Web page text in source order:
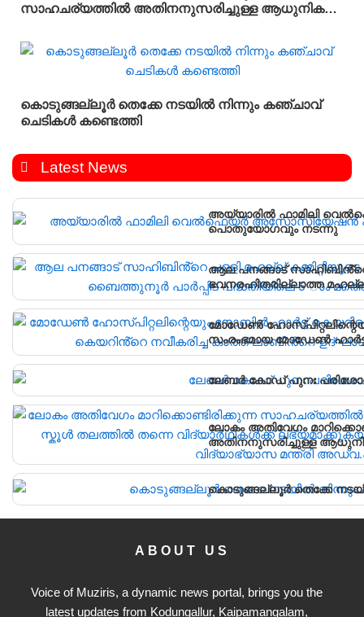
സാഹചര്യത്തിൽ അതിനനുസരിച്ചുള്ള ആധുനിക
വിദ്യാർഥികൾക്ക് ലഭ്യമാക്കുകയാണ് സർക്കാരിന്റെ
ലക്ഷ്യമെന്ന് സംസ്ഥാന വിദ്യാഭ്യാസ മന്ത്രി
അഡ്വ.എൻ. ഷംസുദ്ദീൻ
കൊടുങ്ങല്ലൂർ തെക്കേ നടയിൽ നിന്നും കഞ്ചാവ്
ചെടികൾ കണ്ടെത്തി
Latest News
അയ്യാരിൽ ഫാമിലി
പൊതുയോഗവും നടന്നു
ആല പനങ്ങാട്
ഭവനരഹിതരില്ലാത്ത
വീടിൻ്റെ താക്കോൽ ദാനം
മോഡേൺ
സംരംഭമായ മോഡേൺ
ലേബർ കോഡ് പുനഃ
ലോകം അതിവേഗം
അതിനനുസരിച്ചുള്ള
വിദ്യാർഥികൾക്ക്
വിദ്യാഭ്യാസ മന്ത്രി
കൊടുങ്ങല്ലൂർ തെക്കേ
ABOUT US
Voice of Muziris, a dynamic news portal, brings you the
latest updates from Kodungallur, Kaipamangalam,